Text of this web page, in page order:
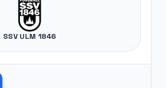
SSV ULM 1846